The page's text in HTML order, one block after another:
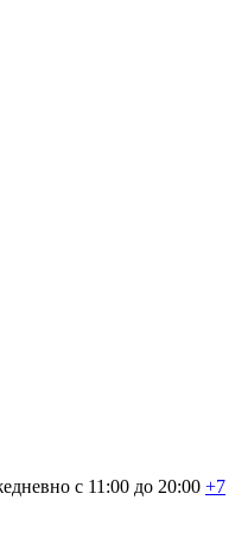
с 11:00 до 20:00 +7